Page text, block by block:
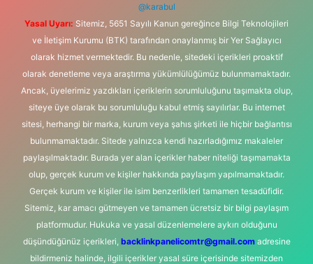
@karabul
Yasal Uyarı: Sitemiz, 5651 Sayılı Kanun gereğince Bilgi Teknolojileri
ve İletişim Kurumu (BTK) tarafından onaylanmış bir Yer Sağlayıcı
olarak hizmet vermektedir. Bu nedenle, sitedeki içerikleri proaktif
olarak denetleme veya araştırma yükümlülüğümüz bulunmamaktadır.
Ancak, üyelerimiz yazdıkları içeriklerin sorumluluğunu taşımakta olup,
siteye üye olarak bu sorumluluğu kabul etmiş sayılırlar. Bu internet
sitesi, herhangi bir marka, kurum veya şahıs şirketi ile hiçbir bağlantısı
bulunmamaktadır. Sitede yalnızca kendi hazırladığımız makaleler
paylaşılmaktadır. Burada yer alan içerikler haber niteliği taşımamakta
olup, gerçek kurum ve kişiler hakkında paylaşım yapılmamaktadır.
Gerçek kurum ve kişiler ile isim benzerlikleri tamamen tesadüfidir.
Sitemiz, kar amacı gütmeyen ve tamamen ücretsiz bir bilgi paylaşım
platformudur. Hukuka ve yasal düzenlemelere aykırı olduğunu
düşündüğünüz içerikleri, backlinkpanelicomtr@gmail.comadresine
bildirmeniz halinde, ilgili içerikler yasal süre içerisinde sitemizden